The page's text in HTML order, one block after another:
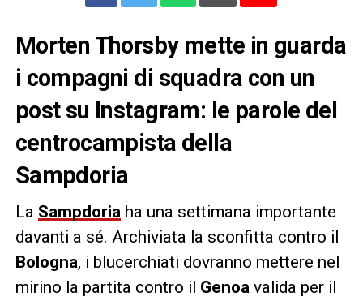
Morten Thorsby mette in guarda
i compagni di squadra con un
post su Instagram: le parole del
centrocampista della
Sampdoria
La Sampdoriaha una settimana importante
davanti a sé. Archiviata la sconfitta contro il
Bologna, i blucerchiati dovranno mettere nel
mirino la partita contro il Genoavalida per il